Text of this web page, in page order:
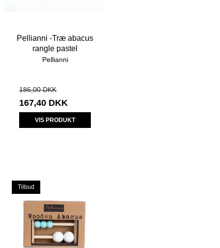
Pellianni -Træ abacus
rangle pastel
Pellianni
186,00 DKK
167,40 DKK
VIS PRODUKT
Tilbud